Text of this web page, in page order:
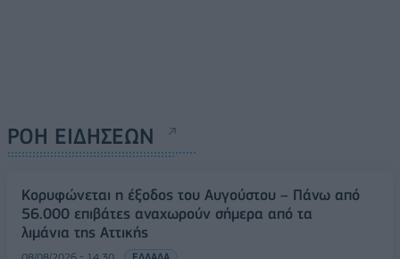
ΡΟΗ ΕΙΔΗΣΕΩΝ
Κορυφώνεται η έξοδος του Αυγούστου – Πάνω από
56.000 επιβάτες αναχωρούν σήμερα από τα
λιμάνια της Αττικής